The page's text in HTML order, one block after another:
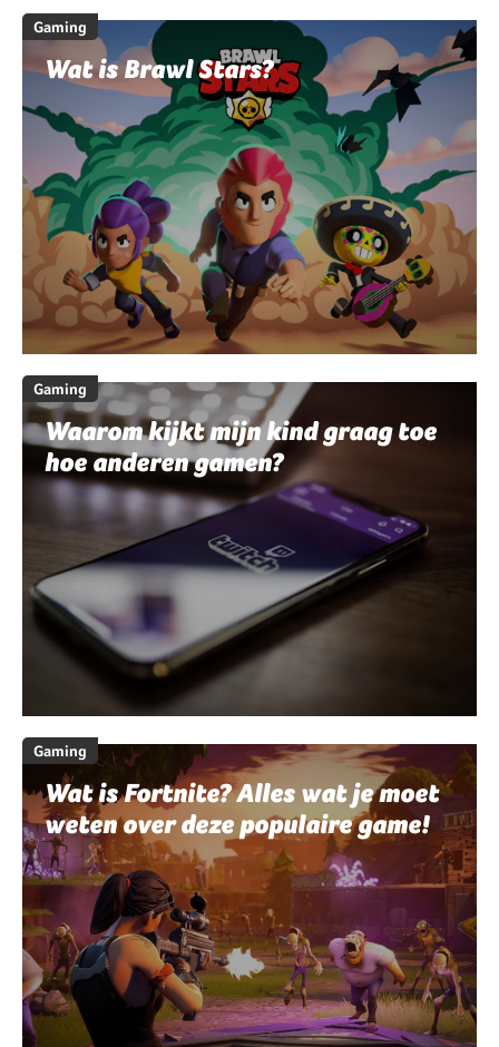
Gaming
Wat is Brawl Stars?
Gaming
Waarom kijkt mijn kind graag toe
hoe anderen gamen?
Gaming
Wat is Fortnite? Alles wat je moet
weten over deze populaire game!